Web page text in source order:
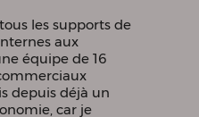
les supports de
aux
équipe de 16
depuis déjà un
car je